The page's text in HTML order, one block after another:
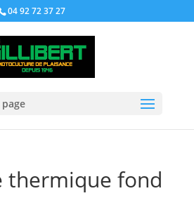
04 92 72 37 27
thermique fond